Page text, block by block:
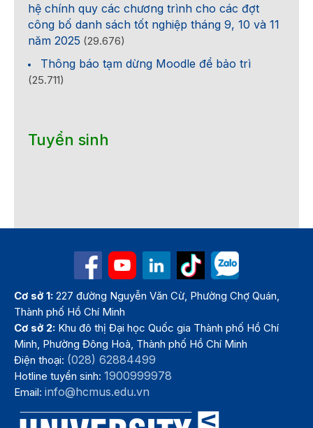
hệ chính quy các chương trình cho các đợt
công bố danh sách tốt nghiệp tháng 9, 10 và 11
năm 2025 (29.676)
Thông báo tạm dừng Moodle để bảo trì
(25.711)
Tuyển sinh
Cơ sở 1: 227 đường Nguyễn Văn Cừ, Phường Chợ Quán,
Thành phố Hồ Chí Minh
Cơ sở 2: Khu đô thị Đại học Quốc gia Thành phố Hồ Chí
Minh, Phường Đông Hoà, Thành phố Hồ Chí Minh
Điện thoại: (028) 62884499
Hotline tuyển sinh:1900999978
Email:info@hcmus.edu.vn